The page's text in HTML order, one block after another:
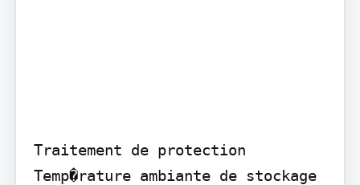
Traitement de protection
Temp�rature ambiante de stockage